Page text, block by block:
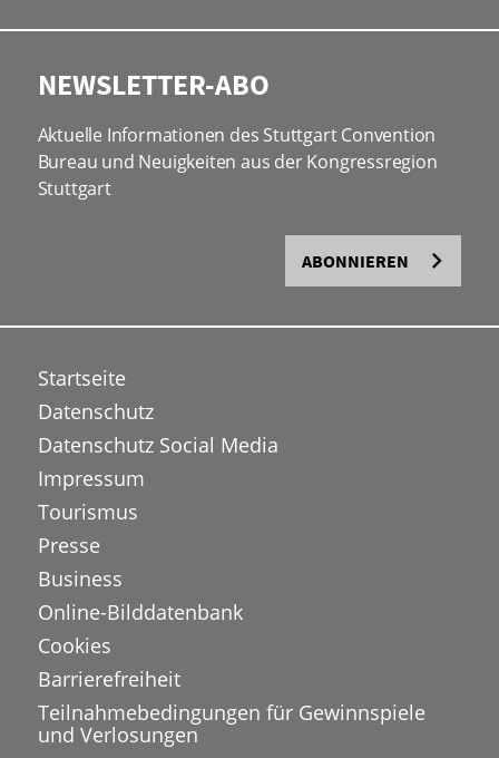
NEWSLETTER-ABO
Aktuelle Informationen des Stuttgart Convention
Bureau und Neuigkeiten aus der Kongressregion
Stuttgart
ABONNIEREN
Startseite
Datenschutz
Datenschutz Social Media
Impressum
Tourismus
Presse
Business
Online-Bilddatenbank
Cookies
Barrierefreiheit
Teilnahmebedingungen für Gewinnspiele
und Verlosungen